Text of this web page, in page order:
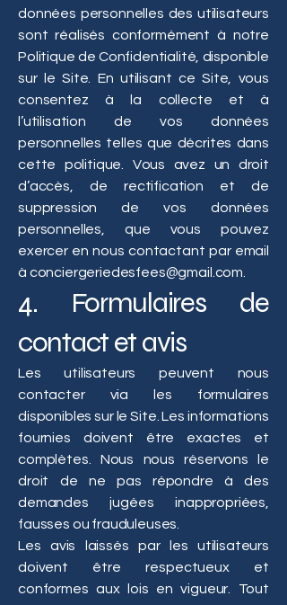
données personnelles des utilisateurs
sont réalisés conformément à notre
Politique de Confidentialité, disponible
sur le Site. En utilisant ce Site, vous
consentez à la collecte et à
l’utilisation de vos données
personnelles telles que décrites dans
cette politique. Vous avez un droit
d’accès, de rectification et de
suppression de vos données
personnelles, que vous pouvez
exercer en nous contactant par email
à conciergeriedesfees@gmail.com
4. Formulaires de
contact et avis
Les utilisateurs peuvent nous
contacter via les formulaires
disponibles sur le Site. Les informations
fournies doivent être exactes et
complètes. Nous nous réservons le
droit de ne pas répondre à des
demandes jugées inappropriées,
fausses ou frauduleuses.
Les avis laissés par les utilisateurs
doivent être respectueux et
conformes aux lois en vigueur. Tout